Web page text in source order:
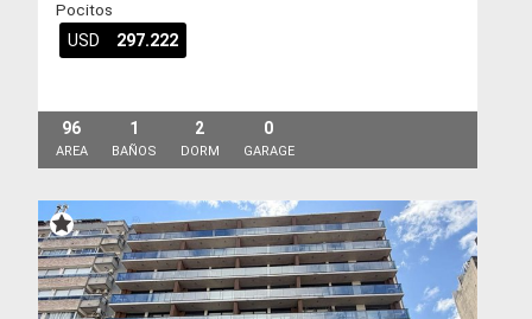
Pocitos
USD 297.222
96
AREA
1
BAÑOS
2
DORM
0
GARAGE